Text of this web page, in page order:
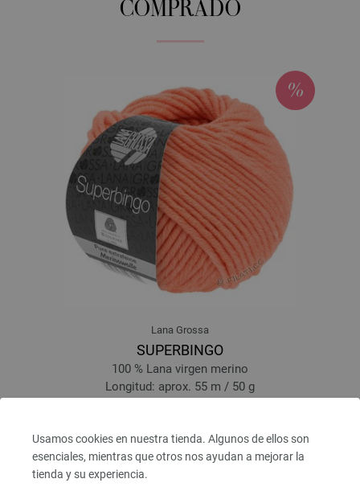
Usamos cookies en nuestra tienda. Algunos de ellos son
esenciales, mientras que otros nos ayudan a mejorar la
tienda y su experiencia.
COMPRADO
Lana Grossa
SUPERBINGO
100 % Lana virgen merino
Longitud: aprox. 55 m / 50 g
2,90 $RRP:5,84 $
IVA no incluido, más gastos de envío, Precio base: 49,60 € / kg
prev